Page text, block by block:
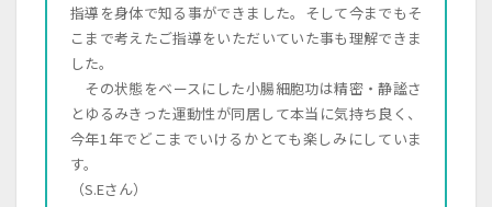
指導を身体で知る事ができました。そして今までもそ
こまで考えたご指導をいただいていた事も理解できま
した。
その状態をベースにした小腸細胞功は精密・静謐さ
とゆるみきった運動性が同居して本当に気持ち良く、
今年1年でどこまでいけるかとても楽しみにしていま
す。
（S.Eさん）